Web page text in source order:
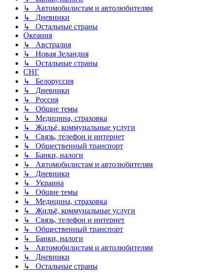
↳ Автомобилистам и автолюбителям
↳ Дневники
↳ Остальные страны
Океания
↳ Австралия
↳ Новая Зеландия
↳ Остальные страны
СНГ
↳ Белоруссия
↳ Дневники
↳ Россия
↳ Общие темы
↳ Медицина, страховка
↳ Жильё, коммунальные услуги
↳ Связь, телефон и интернет
↳ Общественный транспорт
↳ Банки, налоги
↳ Автомобилистам и автолюбителям
↳ Дневники
↳ Украина
↳ Общие темы
↳ Медицина, страховка
↳ Жильё, коммунальные услуги
↳ Связь, телефон и интернет
↳ Общественный транспорт
↳ Банки, налоги
↳ Автомобилистам и автолюбителям
↳ Дневники
↳ Остальные страны